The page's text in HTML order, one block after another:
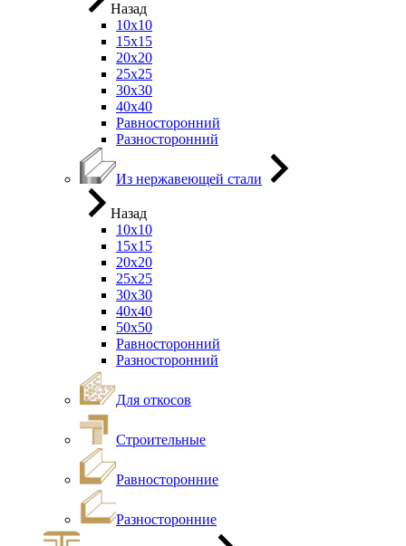
Назад
10х10
15х15
20х20
25х25
30х30
40х40
Равносторонний
Разносторонний
Из нержавеющей стали
Назад
10х10
15х15
20х20
25х25
30х30
40х40
50х50
Равносторонний
Разносторонний
Для откосов
Строительные
Равносторонние
Разносторонние